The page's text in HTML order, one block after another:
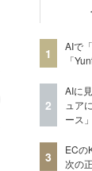
1
AIで
「
2
AIに
ュア
ース
3
ECの
次の